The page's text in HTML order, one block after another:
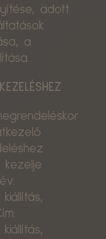
adott
a